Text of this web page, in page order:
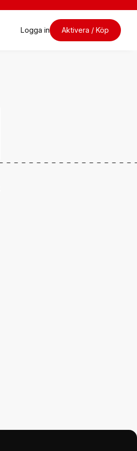
Logga in Aktivera / Köp